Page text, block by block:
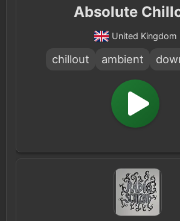
Absolute
United Kingdom
chillout ambient